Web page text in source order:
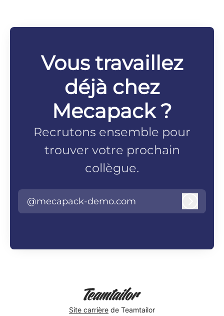
Vous travaillez
déjà chez
Mecapack ?
Recrutons ensemble pour
trouver votre prochain
collègue.
@mecapack-demo.com
Site carrière de Teamtailor